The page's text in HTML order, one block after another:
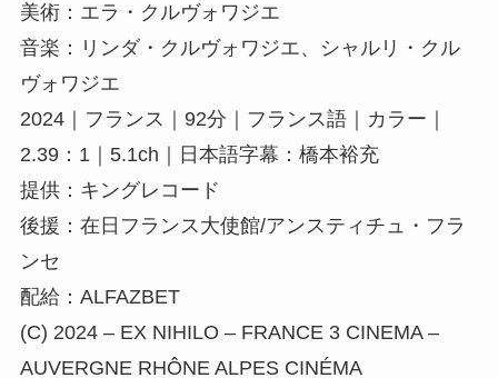
美術：エラ・クルヴォワジエ
音楽：リンダ・クルヴォワジエ、シャルリ・クル
ヴォワジエ
2024｜フランス｜92分｜フランス語｜カラー｜
2.39：1｜5.1ch｜日本語字幕：橋本裕充
提供：キングレコード
後援：在日フランス大使館/アンスティチュ・フラ
ンセ
配給：ALFAZBET
(C) 2024 – EX NIHILO – FRANCE 3 CINEMA –
AUVERGNE RHÔNE ALPES CINÉMA